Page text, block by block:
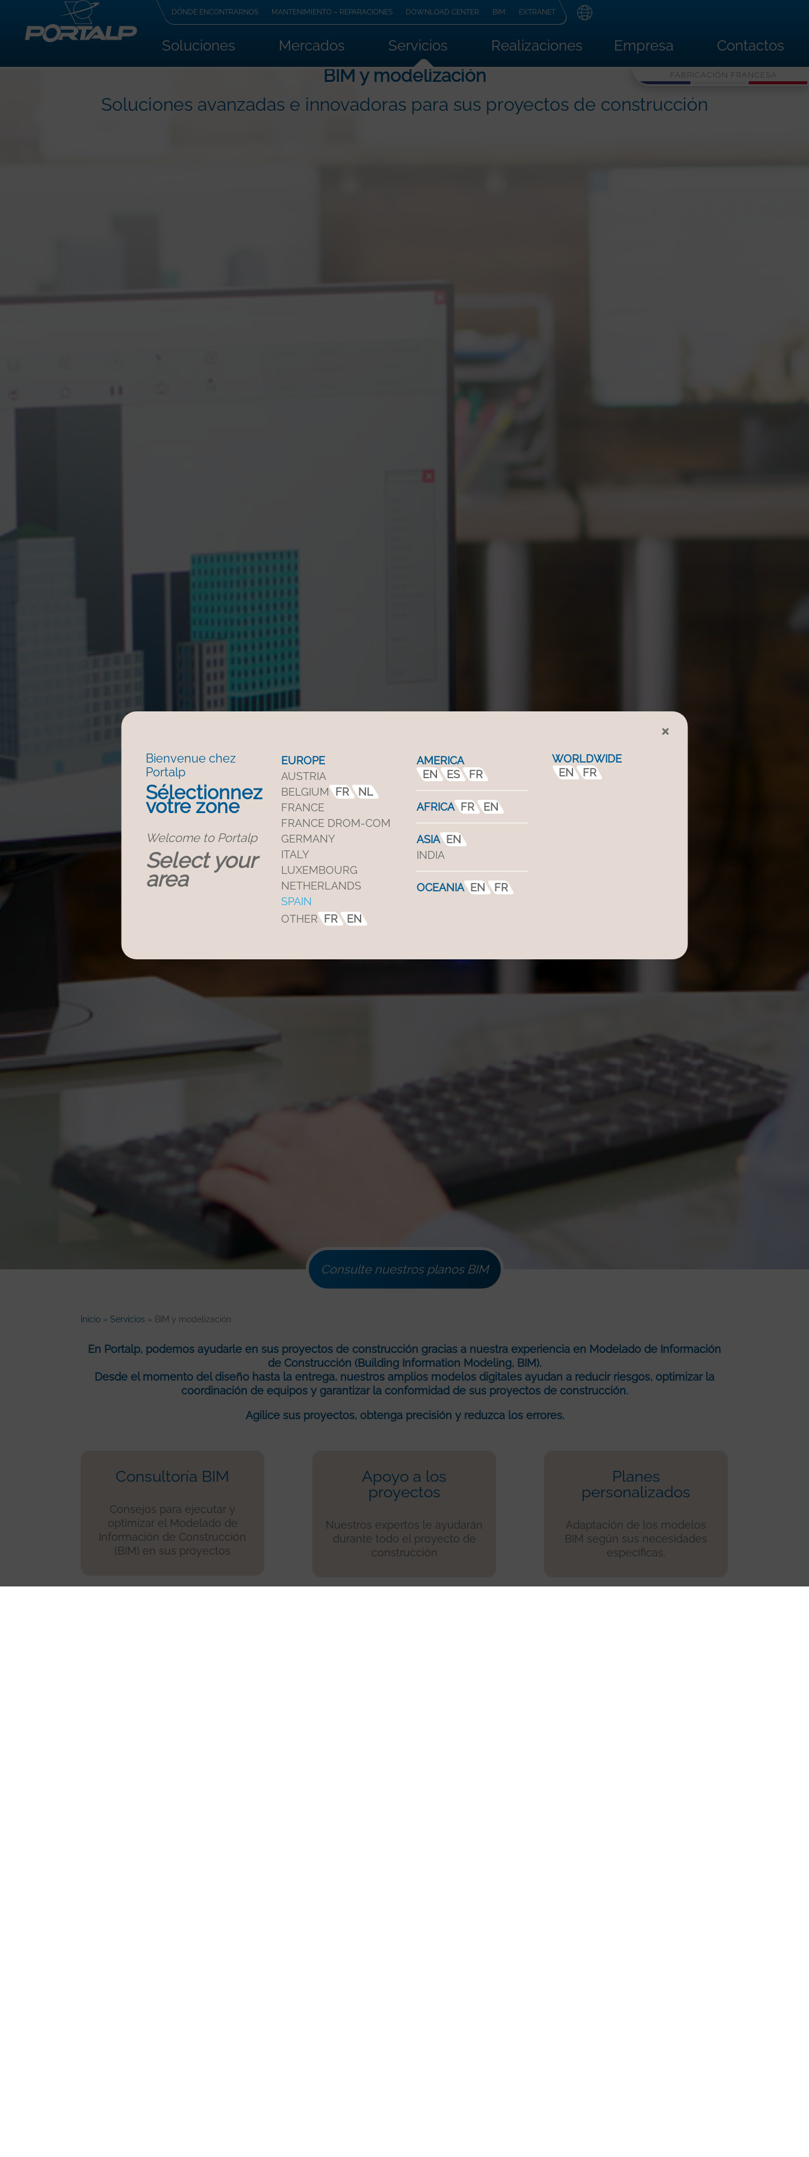
DÓNDE ENCONTRARNOS MANTENIMIENTO – REPARACIONES DOWNLOAD CENTER BIM EXTRANET
Soluciones Mercados Servicios Realizaciones Empresa Contactos
FABRICACIÓN FRANCESA
BIM y modelización
Soluciones avanzadas e innovadoras para sus proyectos de construcción
Consulte nuestros planos BIM
Inicio »Servicios » BIM y modelización
En Portalp, podemos ayudarle en sus proyectos de construcción gracias a nuestra experiencia en Modelado de Información
de Construcción (Building Information Modeling, BIM).
Desde el momento del diseño hasta la entrega, nuestros amplios modelos digitales ayudan a reducir riesgos, optimizar la
coordinación de equipos y garantizar la conformidad de sus proyectos de construcción.
Agilice sus proyectos, obtenga precisión y reduzca los errores.
Consultoría BIM
Consejos para ejecutar y
optimizar el Modelado de
Información de Construcción
(BIM) en sus proyectos
Apoyo a los
proyectos
Nuestros expertos le ayudarán
durante todo el proyecto de
construcción
Planes
personalizados
Adaptación de los modelos
BIM según sus necesidades
específicas.
×
Bienvenue chez
Portalp
Sélectionnez
votre zone
Welcome to Portalp
Select your
area
EUROPE
AUSTRIA
BELGIUM
FR
NL
FRANCE
FRANCE DROM-COM
GERMANY
ITALY
LUXEMBOURG
NETHERLANDS
SPAIN
OTHER
FR EN
AMERICA
EN
ES FR
AFRICA FR EN
ASIA EN
INDIA
OCEANIA EN FR
WORLDWIDE
EN
FR